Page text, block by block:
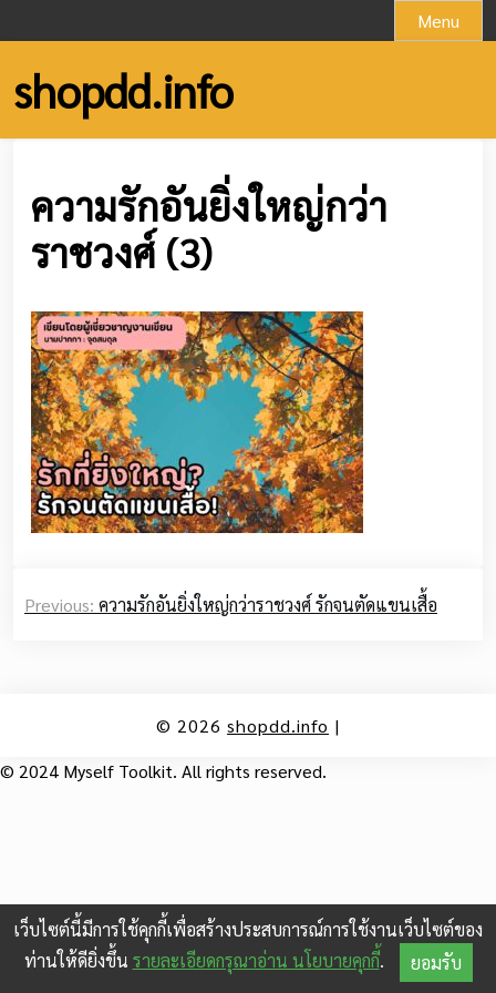
to
content
Menu
shopdd.info
ความรักอันยิ่งใหญ่กว่า
ราชวงศ์ (3)
navigation
Previous: ความรักอันยิ่งใหญ่กว่าราชวงศ์ รักจนตัดแขนเสื้อ
© 2026 shopdd.info |
© 2024 Myself Toolkit. All rights reserved.
เว็บไซต์นี้มีการใช้คุกกี้เพื่อสร้างประสบการณ์การใช้งานเว็บไซต์ของ
ท่านให้ดียิ่งขึ้น รายละเอียดกรุณาอ่าน นโยบายคุกกี้. ยอมรับ